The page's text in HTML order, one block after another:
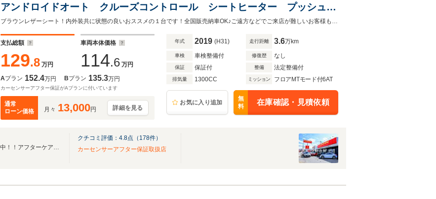
アンドロイドオート クルーズコントロール シートヒーター プッシュス
タート ETC
ブラウンレザーシート！内外装共に状態の良いおススメの１台です！全国販売納車OK♪ご遠方などでご来店が難しいお客様もお気軽にご相談下さい！詳しくは0120-62-1031まで！
支払総額
129.8 万円
車両本体価格
114.6 万円
Aプラン 152.4万円 Bプラン 135.3万円
カーセンサーアフター保証がAプランに付いています
通常
ローン価格
月々 13,000円 詳細を見る
年式 2019 (H31) 走行距離 3.6万km
車検 車検整備付 修復歴 なし
保証 保証付 整備 法定整備付
排気量 1300CC ミッション フロアMTモード付6AT
お気に入り追加
無
料
在庫確認・見積依頼
厳選したユーザー買取車両を展示中！！アフターケアもお任せください！
クチコミ評価： 4.8点（ 178件）
カーセンサーアフター保証取扱店